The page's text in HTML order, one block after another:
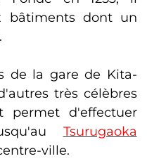
bâtiments dont un
de la gare de Kita-
très célèbres
permet d'effectuer
Tsurugaoka
ville.